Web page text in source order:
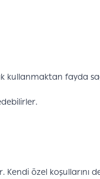
kullanmaktan fayda
Kendi özel